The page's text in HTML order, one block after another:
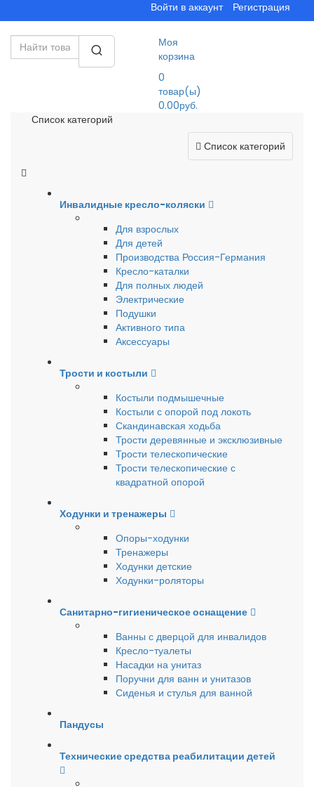
Войти в аккаунт Регистрация
Моя
корзина
0
товар(ы)
0.00руб.
Список категорий
Список категорий
Инвалидные кресло-коляски
Для взрослых
Для детей
Производства Россия-Германия
Кресло-каталки
Для полных людей
Электрические
Подушки
Активного типа
Аксессуары
Трости и костыли
Костыли подмышечные
Костыли с опорой под локоть
Скандинавская ходьба
Трости деревянные и эксклюзивные
Трости телескопические
Трости телескопические с
квадратной опорой
Ходунки и тренажеры
Опоры-ходунки
Тренажеры
Ходунки детские
Ходунки-роляторы
Санитарно-гигиеническое оснащение
Ванны с дверцой для инвалидов
Кресло-туалеты
Насадки на унитаз
Поручни для ванн и унитазов
Сиденья и стулья для ванной
Пандусы
Технические средства реабилитации детей